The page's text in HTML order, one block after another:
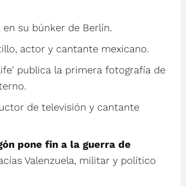
su búnker de Berlín.
actor y cantante mexicano.
publica la primera fotografía de
de televisión y cantante
pone fin a la guerra de
Valenzuela, militar y político